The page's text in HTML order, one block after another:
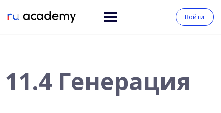
Войти
11.4 Генерация